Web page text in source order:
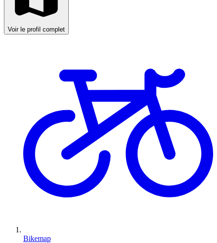
Voir le profil complet
Bikemap